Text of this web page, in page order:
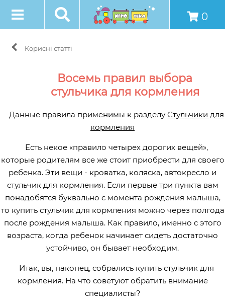
0
Корисні статті
Восемь правил выбора
стульчика для кормления
Данные правила применимы к разделу Стульчики для
кормления
Есть некое «правило четырех дорогих вещей»,
которые родителям все же стоит приобрести для своего
ребенка. Эти вещи - кроватка, коляска, автокресло и
стульчик для кормления. Если первые три пункта вам
понадобятся буквально с момента рождения малыша,
то купить стульчик для кормления можно через полгода
после рождения малыша. Как правило, именно с этого
возраста, когда ребенок начинает сидеть достаточно
устойчиво, он бывает необходим.
Итак, вы, наконец, собрались купить стульчик для
кормления. На что советуют обратить внимание
специалисты?